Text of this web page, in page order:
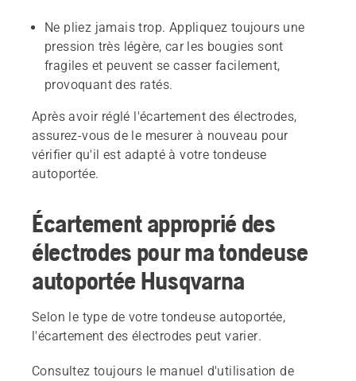
Ne pliez jamais trop. Appliquez toujours une
pression très légère, car les bougies sont
fragiles et peuvent se casser facilement,
provoquant des ratés.
Après avoir réglé l'écartement des électrodes,
assurez-vous de le mesurer à nouveau pour
vérifier qu'il est adapté à votre tondeuse
autoportée.
Écartement approprié des
électrodes pour ma tondeuse
autoportée Husqvarna
Selon le type de votre tondeuse autoportée,
l'écartement des électrodes peut varier.
Consultez toujours le manuel d'utilisation de